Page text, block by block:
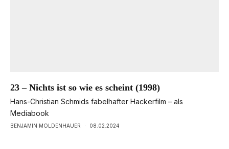
23 – Nichts ist so wie es scheint (1998)
Hans-Christian Schmids fabelhafter Hackerfilm – als
Mediabook
BENJAMIN MOLDENHAUER · 08.02.2024